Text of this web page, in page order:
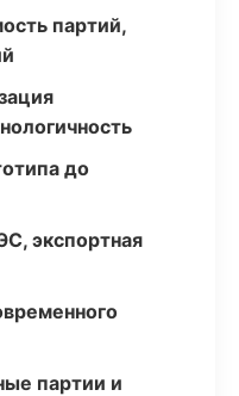
партий,
до
экспортная
партии и